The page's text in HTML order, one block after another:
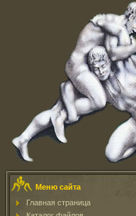
Меню сайта
Главная страница